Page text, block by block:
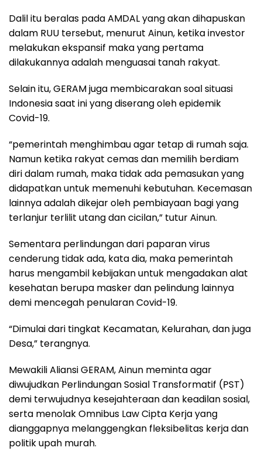
Dalil itu beralas pada AMDAL yang akan dihapuskan
dalam RUU tersebut, menurut Ainun, ketika investor
melakukan ekspansif maka yang pertama
dilakukannya adalah menguasai tanah rakyat.
Selain itu, GERAM juga membicarakan soal situasi
Indonesia saat ini yang diserang oleh epidemik
Covid-19.
“pemerintah menghimbau agar tetap di rumah saja.
Namun ketika rakyat cemas dan memilih berdiam
diri dalam rumah, maka tidak ada pemasukan yang
didapatkan untuk memenuhi kebutuhan. Kecemasan
lainnya adalah dikejar oleh pembiayaan bagi yang
terlanjur terlilit utang dan cicilan,” tutur Ainun.
Sementara perlindungan dari paparan virus
cenderung tidak ada, kata dia, maka pemerintah
harus mengambil kebijakan untuk mengadakan alat
kesehatan berupa masker dan pelindung lainnya
demi mencegah penularan Covid-19.
“Dimulai dari tingkat Kecamatan, Kelurahan, dan juga
Desa,” terangnya.
Mewakili Aliansi GERAM, Ainun meminta agar
diwujudkan Perlindungan Sosial Transformatif (PST)
demi terwujudnya kesejahteraan dan keadilan sosial,
serta menolak Omnibus Law Cipta Kerja yang
dianggapnya melanggengkan fleksibelitas kerja dan
politik upah murah.